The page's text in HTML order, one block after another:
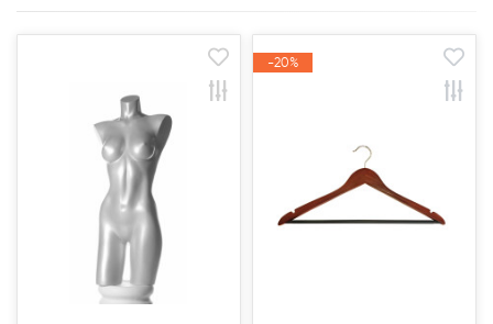
-20%
-20%